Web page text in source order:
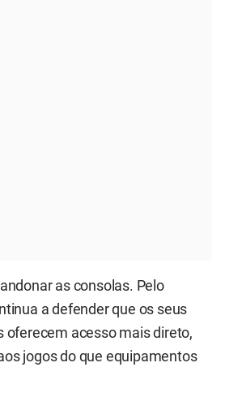
as consolas. Pelo
a defender que os seus
oferecem acesso mais direto,
jogos do que equipamentos